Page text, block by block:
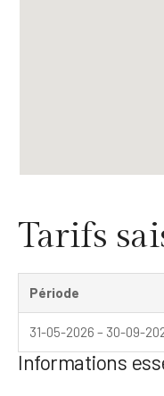
Tarifs
Période
31-05-2026 – 30-09-
Informations